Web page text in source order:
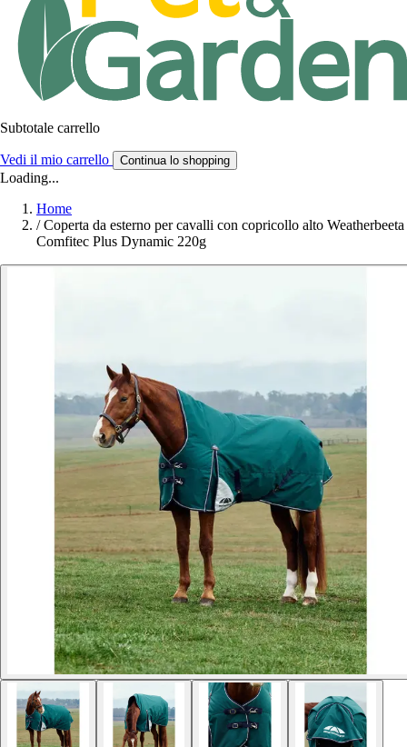
Subtotale carrello
Vedi il mio carrello Continua lo shopping
Loading...
Home
/ Coperta da esterno per cavalli con copricollo alto Weatherbeeta
Comfitec Plus Dynamic 220g